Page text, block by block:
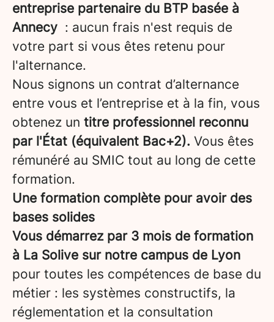
entreprise partenaire du BTP basée à
Annecy : aucun frais n'est requis de
votre part si vous êtes retenu pour
l'alternance.
Nous signons un contrat d’alternance
entre vous et l’entreprise et à la fin, vous
obtenez un titre professionnel reconnu
par l'État (équivalent Bac+2). Vous êtes
rémunéré au SMIC tout au long de cette
formation.
Une formation complète pour avoir des
bases solides
Vous démarrez par 3 mois de formation
à La Solive sur notre campus de Lyon
pour toutes les compétences de base du
métier : les systèmes constructifs, la
réglementation et la consultation